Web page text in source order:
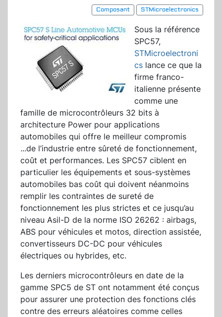
Composant
STMicroelectronics
Sous la référence
SPC57,
STMicroelectroni
cs lance ce que la
firme franco-
italienne présente
comme une
famille de microcontrôleurs 32 bits à
architecture Power pour applications
automobiles qui offre le meilleur compromis
...de l’industrie entre sûreté de fonctionnement,
coût et performances. Les SPC57 ciblent en
particulier les équipements et sous-systèmes
automobiles bas coût qui doivent néanmoins
remplir les contraintes de sureté de
fonctionnement les plus strictes et ce jusqu’au
niveau Asil-D de la norme ISO 26262 : airbags,
ABS pour véhicules et motos, direction assistée,
convertisseurs DC-DC pour véhicules
électriques ou hybrides, etc.
Les derniers microcontrôleurs en date de la
gamme SPC5 de ST ont notamment été conçus
pour assurer une protection des fonctions clés
contre des erreurs aléatoires comme celles